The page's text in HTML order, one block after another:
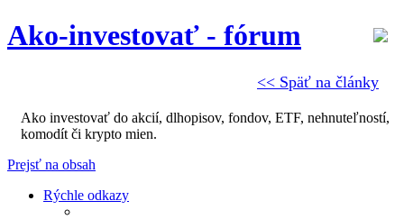
<< Späť na články
Ako-investovať - fórum
Ako investovať do akcií, dlhopisov, fondov, ETF, nehnuteľností,
komodít či krypto mien.
Prejsť na obsah
Rýchle odkazy